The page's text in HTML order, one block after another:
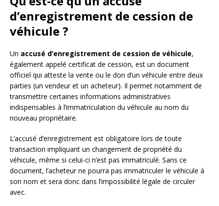
d’enregistrement de cession de
véhicule ?
Un accusé d’enregistrement de cession de véhicule,
également appelé certificat de cession, est un document
officiel qui atteste la vente ou le don d’un véhicule entre deux
parties (un vendeur et un acheteur). Il permet notamment de
transmettre certaines informations administratives
indispensables à l’immatriculation du véhicule au nom du
nouveau propriétaire.
L’accusé d’enregistrement est obligatoire lors de toute
transaction impliquant un changement de propriété du
véhicule, même si celui-ci n’est pas immatriculé. Sans ce
document, l’acheteur ne pourra pas immatriculer le véhicule à
son nom et sera donc dans l’impossibilité légale de circuler
avec.